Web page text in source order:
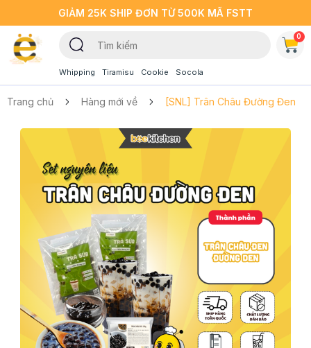
GIẢM 25K SHIP ĐƠN TỪ 500K MÃ FSTT
Whipping Tiramisu Cookie Socola
0
Trang chủ Hàng mới về [SNL] Trân Châu Đường Đen